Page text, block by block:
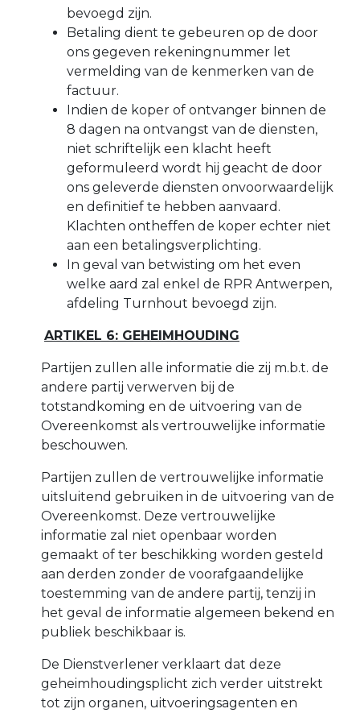
bevoegd zijn.
Betaling dient te gebeuren op de door
ons gegeven rekeningnummer let
vermelding van de kenmerken van de
factuur.
Indien de koper of ontvanger binnen de
8 dagen na ontvangst van de diensten,
niet schriftelijk een klacht heeft
geformuleerd wordt hij geacht de door
ons geleverde diensten onvoorwaardelijk
en definitief te hebben aanvaard.
Klachten ontheffen de koper echter niet
aan een betalingsverplichting.
In geval van betwisting om het even
welke aard zal enkel de RPR Antwerpen,
afdeling Turnhout bevoegd zijn.
ARTIKEL 6: GEHEIMHOUDING
Partijen zullen alle informatie die zij m.b.t. de
andere partij verwerven bij de
totstandkoming en de uitvoering van de
Overeenkomst als vertrouwelijke informatie
beschouwen.
Partijen zullen de vertrouwelijke informatie
uitsluitend gebruiken in de uitvoering van de
Overeenkomst. Deze vertrouwelijke
informatie zal niet openbaar worden
gemaakt of ter beschikking worden gesteld
aan derden zonder de voorafgaandelijke
toestemming van de andere partij, tenzij in
het geval de informatie algemeen bekend en
publiek beschikbaar is.
De Dienstverlener verklaart dat deze
geheimhoudingsplicht zich verder uitstrekt
tot zijn organen, uitvoeringsagenten en